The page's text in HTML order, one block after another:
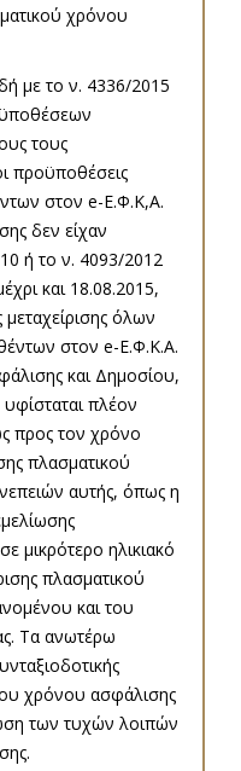
χρόνου
με το ν. 4336/2015
τους
προϋποθέσεις
στον e-Ε.Φ.Κ,Α.
δεν είχαν
ή το ν. 4093/2012
και 18.08.2015,
μεταχείρισης όλων
στον e-Ε.Φ.Κ.Α.
και Δημοσίου,
πλέον
προς τον χρόνο
πλασματικού
αυτής, όπως η
μικρότερο ηλικιακό
πλασματικού
και του
Τα ανωτέρω
χρόνου ασφάλισης
των τυχών λοιπών